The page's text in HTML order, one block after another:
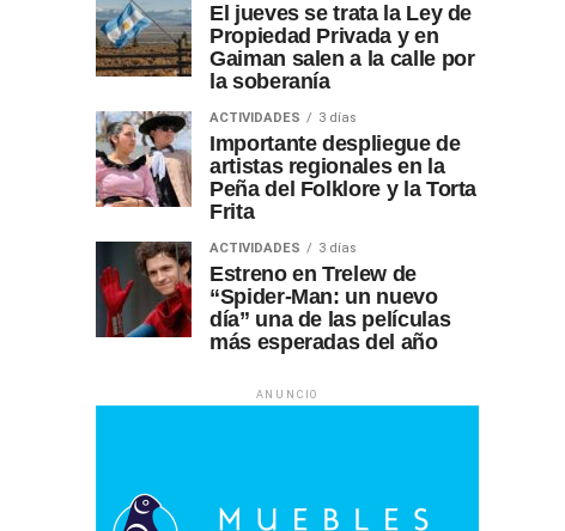
El jueves se trata la Ley de
Propiedad Privada y en
Gaiman salen a la calle por
la soberanía
ACTIVIDADES 3 días
Importante despliegue de
artistas regionales en la
Peña del Folklore y la Torta
Frita
ACTIVIDADES 3 días
Estreno en Trelew de
“Spider-Man: un nuevo
día” una de las películas
más esperadas del año
ANUNCIO